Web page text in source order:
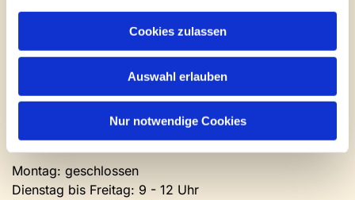
Cookies zulassen
Auswahl erlauben
Nur notwendige Cookies
0 52 04 / 36 28
Mail:
Newsletter abonnieren
Kontakt und Öffnungszeiten
Gemeinde- und Friedhofsamt
Montag: geschlossen
Dienstag bis Freitag: 9 - 12 Uhr